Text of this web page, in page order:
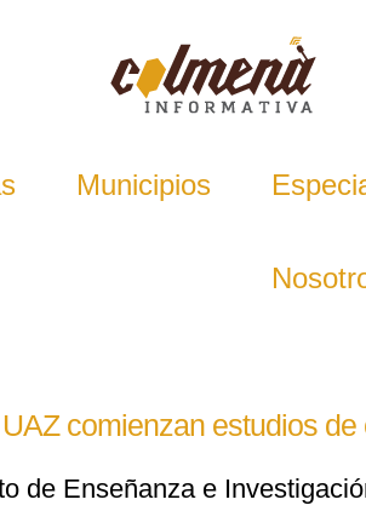
Municipios
comienzan estudios
de Enseñanza e